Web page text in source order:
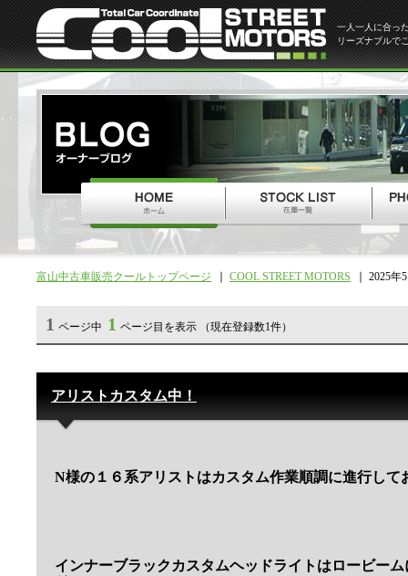
一人一人に合っ
リーズナブルで
富山中古車販売クールトップページ COOL STREET MOTORS 2025年
1 ページ中 1 ページ目を表示 （現在登録数1件）
アリストカスタム中！
N様の１６系アリストはカスタム作業順調に進行して
インナーブラックカスタムヘッドライトはロービー